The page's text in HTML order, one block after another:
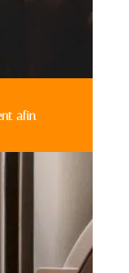
afin